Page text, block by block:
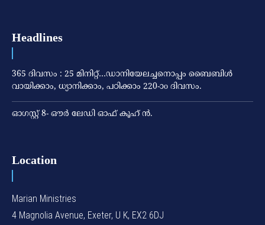
Headlines
365 ദിവസം : 25 മിനിറ്റ്…ഡാനിയേലച്ചനൊപ്പം ബൈബിൾ
വായിക്കാം, ധ്യാനിക്കാം, പഠിക്കാം 220-ാo ദിവസം.
ഓഗസ്റ്റ് 8- ഔര്‍ ലേഡി ഓഫ് കൂഹ് ന്‍.
Location
Marian Ministries
4 Magnolia Avenue, Exeter, U K, EX2 6DJ